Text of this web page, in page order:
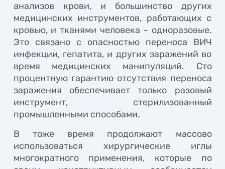
анализов крови, и большинство других
медицинских инструментов, работающих с
кровью, и тканями человека - одноразовые.
Это связано с опасностью переноса ВИЧ
инфекции, гепатита, и других заражений во
время медицинских манипуляций. Сто
процентную гарантию отсутствия переноса
заражения обеспечивает только разовый
инструмент, стерилизованный
промышленными способами.
В тоже время продолжают массово
использоваться хирургические иглы
многократного применения, которые по